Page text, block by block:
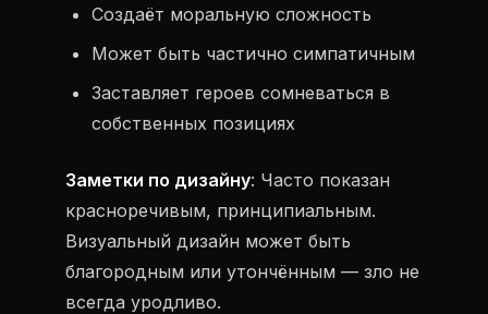
Создаёт моральную сложность
Может быть частично симпатичным
Заставляет героев сомневаться в
собственных позициях
Заметки по дизайну: Часто показан
красноречивым, принципиальным.
Визуальный дизайн может быть
благородным или утончённым — зло не
всегда уродливо.